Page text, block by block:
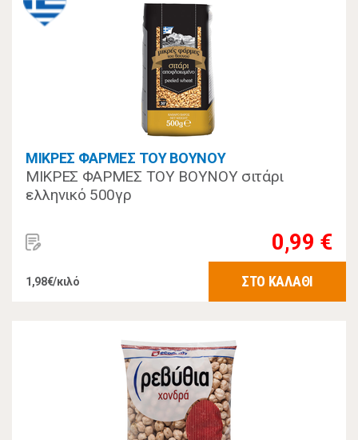
ΜΙΚΡΕΣ ΦΑΡΜΕΣ ΤΟΥ ΒΟΥΝΟΥ
ΜΙΚΡΕΣ ΦΑΡΜΕΣ ΤΟΥ ΒΟΥΝΟΥ σιτάρι
ελληνικό 500γρ
0,99 €
1,98€/κιλό ΣΤΟ ΚΑΛΑΘΙ